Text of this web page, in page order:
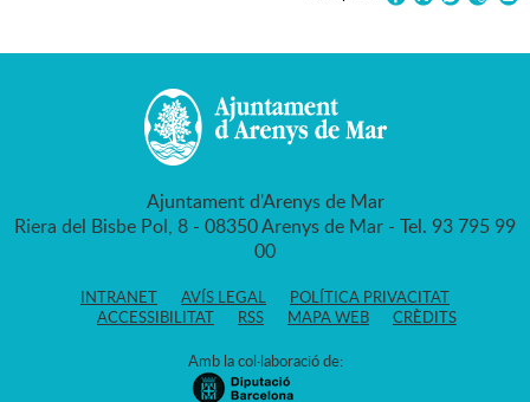
Ajuntament d'Arenys de Mar
Riera del Bisbe Pol, 8 - 08350 Arenys de Mar - Tel. 93 795 99
00
INTRANET AVÍS LEGAL
POLÍTICA PRIVACITAT
ACCESSIBILITAT
RSS MAPA WEB CRÈDITS
Amb la col·laboració de: